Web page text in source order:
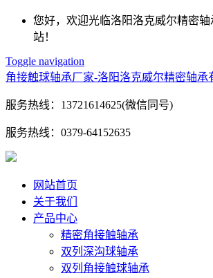
您好，欢迎光临洛阳洛克威尔精密轴
站！
Toggle navigation
角接触球轴承厂家-洛阳洛克威尔精密轴承
服务热线： 13721614625(微信同号)
服务热线： 0379-64152635
网站首页
关于我们
产品中心
精密角接触轴承
双列深沟球轴承
双列角接触球轴承